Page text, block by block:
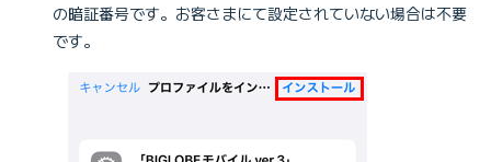
の暗証番号です。お客さまにて設定されていない場合は不要
です。